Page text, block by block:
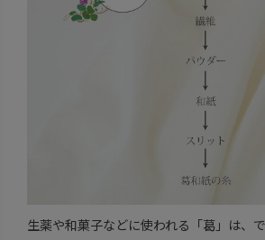
生薬や和菓子などに使われる「葛」は、